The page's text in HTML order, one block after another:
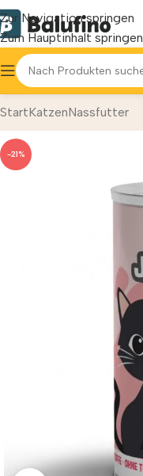
Zur Navigation springen
Zum Hauptinhalt springen
StartKatzenNassfutter
-21%